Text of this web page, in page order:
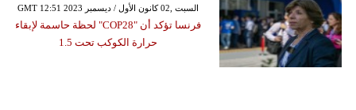
GMT 12:51 2023 السبت ,02 كانون الأول / ديسمبر
فرنسا تؤكد أن "COP28" لحظة حاسمة لإبقاء
حرارة الكوكب تحت 1.5